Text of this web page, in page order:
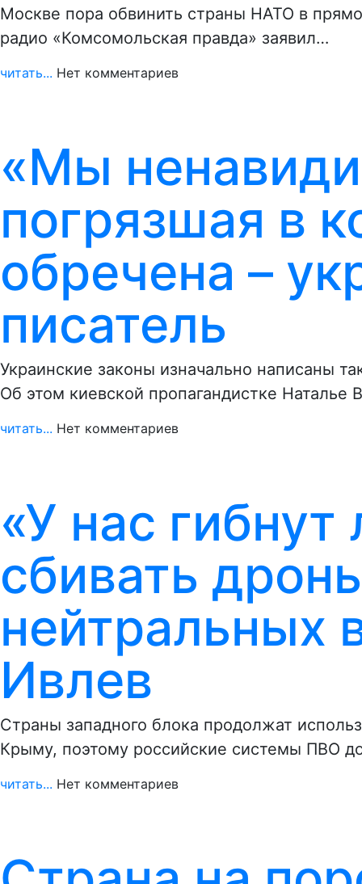
Москве пора обвинить страны НАТО в
радио «Комсомольская правда» заявил…
читать... Нет комментариев
«Мы
погрязшая в
обречена –
писатель
Украинские законы изначально написаны
Об этом киевской пропагандистке
читать... Нет комментариев
«У нас
сбивать
нейтральных
Ивлев
Страны западного блока продолжат
Крыму, поэтому российские системы ПВО
читать... Нет комментариев